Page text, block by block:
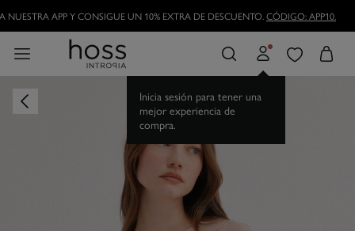
HAZTE HOSSLOVERY DISFRUTA DE LAS VENTAJAS
Inicia sesión para tener una
mejor experiencia de
compra.